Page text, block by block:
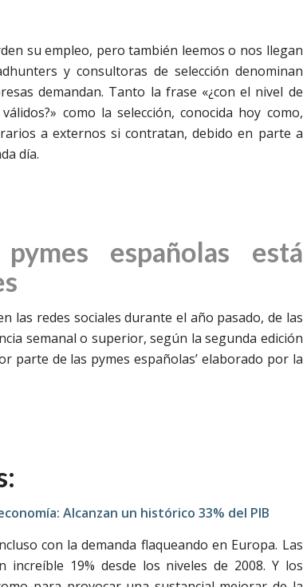
su empleo, pero también leemos o nos llegan
y consultoras de selección denominan
demandan. Tanto la frase «¿con el nivel de
como la selección, conocida hoy como,
a externos si contratan, debido en parte a
día.
españolas está
las redes sociales durante el año pasado, de las
semanal o superior, según la segunda edición
parte de las pymes españolas’ elaborado por la
Alcanzan un histórico 33% del PIB
con la demanda flaqueando en Europa. Las
19% desde los niveles de 2008. Y los